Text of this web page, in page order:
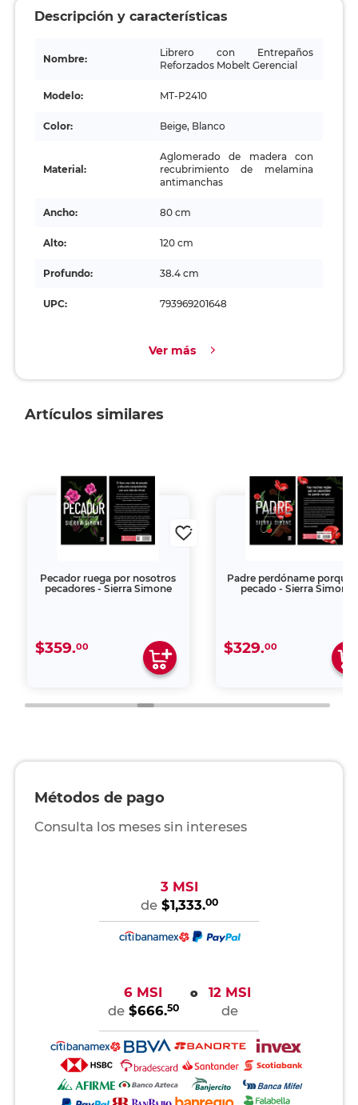
Descripción y características
Nombre:
Librero con Entrepaños
Reforzados Mobelt Gerencial
Modelo: MT-P2410
Color: Beige, Blanco
Material:
Aglomerado de madera con
recubrimiento de melamina
antimanchas
Ancho: 80 cm
Alto: 120 cm
Profundo: 38.4 cm
UPC: 793969201648
Ver más
Artículos similares
Pecador ruega por nosotros
pecadores - Sierra Simone
$359.00
Padre perdóname porque
pecado - Sierra Simone
$329.00
Métodos de pago
Consulta los meses sin intereses
3 MSI
de $1,333.00
6 MSI
de $666.50
o
12 MSI
de